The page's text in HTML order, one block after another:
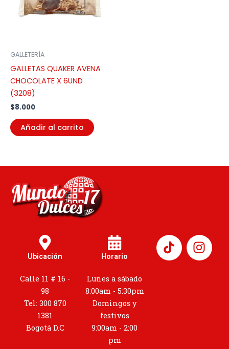
GALLETERÍA
GALLETAS QUAKER AVENA
CHOCOLATE X 6UND
(3208)
$8.000
Añadir al carrito
Ubicación
Calle 11 # 16 -
98
Tel: 300 870
1381
Bogotá D.C
Horario
Lunes a sábado
8:00am - 5:30pm
Domingos y
festivos
9:00am - 2:00
pm
I
n
s